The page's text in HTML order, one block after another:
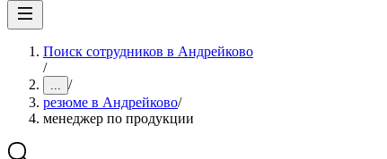
Поиск сотрудников в Андрейково
/
... /
резюме в Андрейково/
менеджер по продукции